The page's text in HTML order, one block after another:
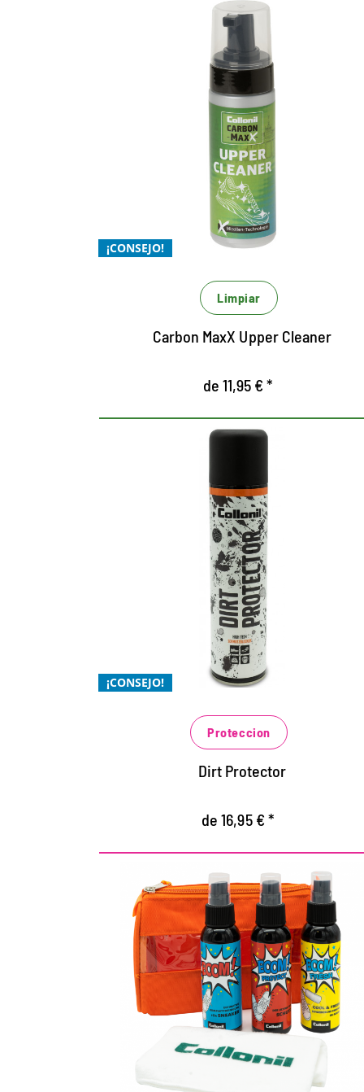
¡CONSEJO!
La mejor limpieza superior
con tecnología micelar
Para una limpieza Xtra suave
Xtra potente y Xtrem económico
Para una limpieza potente y eficaz de
todos los materiales
Limpiar
Carbon MaxX Upper Cleaner
de 11,95 € *
¡CONSEJO!
BLOQUEADOR DE SUCIEDAD
DE ALTA TECNOLOGÍA
innovadora protección de alta tecnología
contra el polvo y la suciedad
protege contra el polvo, la arena, la
suciedad y las manchas
especialmente para los zapatos blancos y
de deporte
Proteccion
Dirt Protector
de 16,95 € *
Set entero - venta
exclusiva en nuestra
tienda web
Limpieza, frescura y protección sin